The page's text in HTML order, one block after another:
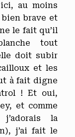
au moins
brave et
le fait qu’il
tout
doit subir
et les
à fait digne
! Et oui,
et comme
la
j’ai fait le